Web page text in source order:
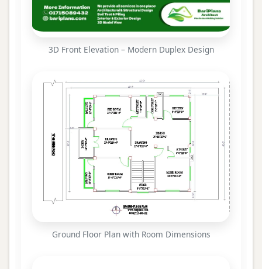
3D Front Elevation – Modern Duplex Design
Ground Floor Plan with Room Dimensions